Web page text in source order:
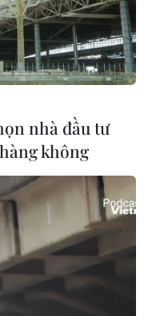
ảnh với chủ đề
đức Hồ Chí Minh"
Ngày sinh nhật
Nghệ An.
nhà đầu tư
không